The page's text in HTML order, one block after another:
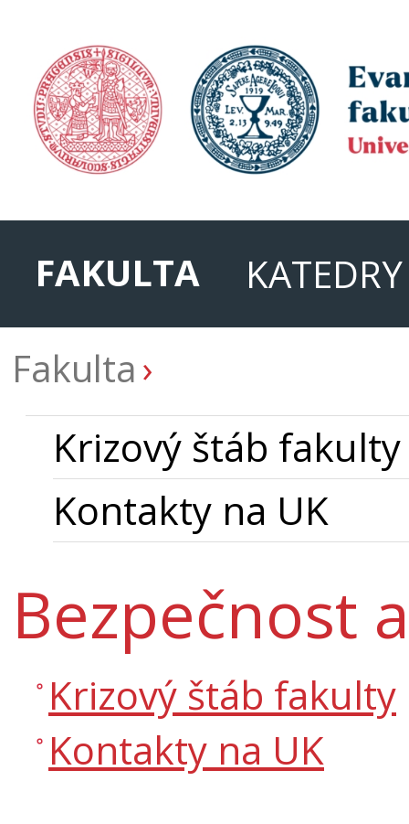
FAKULTA
Fakulta
Krizový štáb fakulty
Kontakty na UK
Bezpečnost
Krizový štáb fakulty
Kontakty na UK